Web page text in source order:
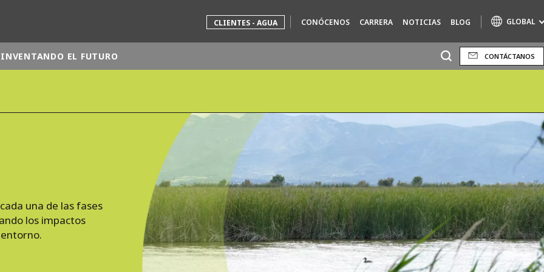
CLIENTES - AGUA CONÓCENOS CARRERA NOTICIAS BLOG GLOBAL
NORTEAMÉRICA
ÁFRICA Y ORIENTE MEDIO
HAZARDOUS WASTE EUROPE
INDUSTRIAS SOLUCIONES GLOBALES
NUCLEAR SOLUTIONS
OFIS
SEDE BENELUX
VEOLIA AGRICULTURE
INVENTANDO EL FUTURO CONTÁCTANOS
una de las fases
los impactos